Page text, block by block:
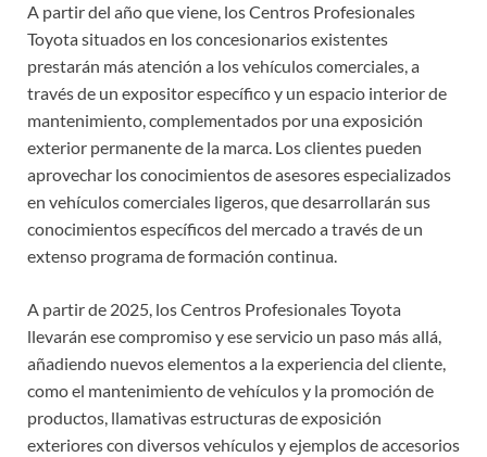
A partir del año que viene, los Centros Profesionales
Toyota situados en los concesionarios existentes
prestarán más atención a los vehículos comerciales, a
través de un expositor específico y un espacio interior de
mantenimiento, complementados por una exposición
exterior permanente de la marca. Los clientes pueden
aprovechar los conocimientos de asesores especializados
en vehículos comerciales ligeros, que desarrollarán sus
conocimientos específicos del mercado a través de un
extenso programa de formación continua.
A partir de 2025, los Centros Profesionales Toyota
llevarán ese compromiso y ese servicio un paso más allá,
añadiendo nuevos elementos a la experiencia del cliente,
como el mantenimiento de vehículos y la promoción de
productos, llamativas estructuras de exposición
exteriores con diversos vehículos y ejemplos de accesorios